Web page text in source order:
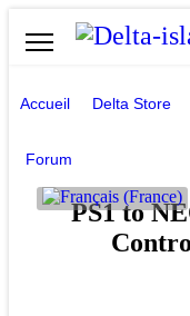
Accueil Delta Store
Forum
Sélectionnez votre
PS1 to